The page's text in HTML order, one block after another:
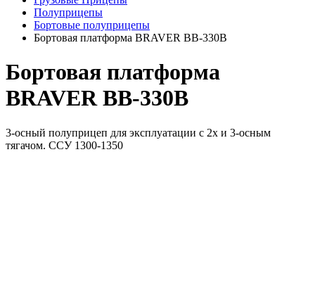
Полуприцепы
Бортовые полуприцепы
Бортовая платформа BRAVER BB-330B
Бортовая платформа
BRAVER BB-330B
3-осный полуприцеп для эксплуатации с 2х и 3-осным
тягачом. ССУ 1300-1350